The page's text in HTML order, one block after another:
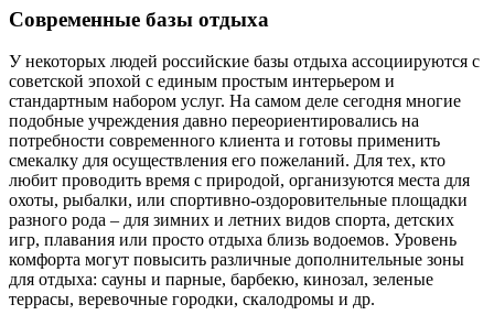
Современные базы отдыха
У некоторых людей российские базы отдыха ассоциируются с
советской эпохой с единым простым интерьером и
стандартным набором услуг. На самом деле сегодня многие
подобные учреждения давно переориентировались на
потребности современного клиента и готовы применить
смекалку для осуществления его пожеланий. Для тех, кто
любит проводить время с природой, организуются места для
охоты, рыбалки, или спортивно-оздоровительные площадки
разного рода – для зимних и летних видов спорта, детских
игр, плавания или просто отдыха близь водоемов. Уровень
комфорта могут повысить различные дополнительные зоны
для отдыха: сауны и парные, барбекю, кинозал, зеленые
террасы, веревочные городки, скалодромы и др.